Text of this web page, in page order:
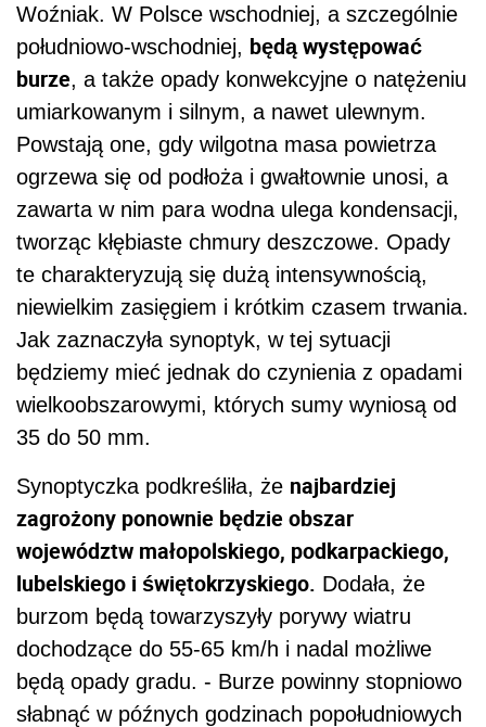
Woźniak. W Polsce wschodniej, a szczególnie
południowo-wschodniej, będą występować
burze, a także opady konwekcyjne o natężeniu
umiarkowanym i silnym, a nawet ulewnym.
Powstają one, gdy wilgotna masa powietrza
ogrzewa się od podłoża i gwałtownie unosi, a
zawarta w nim para wodna ulega kondensacji,
tworząc kłębiaste chmury deszczowe. Opady
te charakteryzują się dużą intensywnością,
niewielkim zasięgiem i krótkim czasem trwania.
Jak zaznaczyła synoptyk, w tej sytuacji
będziemy mieć jednak do czynienia z opadami
wielkoobszarowymi, których sumy wyniosą od
35 do 50 mm.
Synoptyczka podkreśliła, że najbardziej
zagrożony ponownie będzie obszar
województw małopolskiego, podkarpackiego,
lubelskiego i świętokrzyskiego. Dodała, że
burzom będą towarzyszyły porywy wiatru
dochodzące do 55-65 km/h i nadal możliwe
będą opady gradu. - Burze powinny stopniowo
słabnąć w późnych godzinach popołudniowych